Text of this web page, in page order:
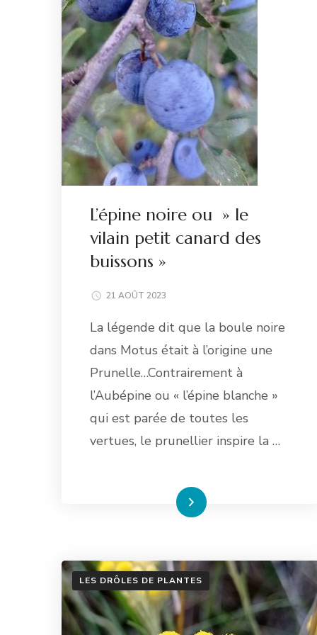
L’épine noire ou » le
vilain petit canard des
buissons »
21 AOÛT 2023
La légende dit que la boule noire
dans Motus était à l’origine une
Prunelle…Contrairement à
l’Aubépine ou « l’épine blanche »
qui est parée de toutes les
vertues, le prunellier inspire la …
Lire la suite
LES DRÔLES DE PLANTES